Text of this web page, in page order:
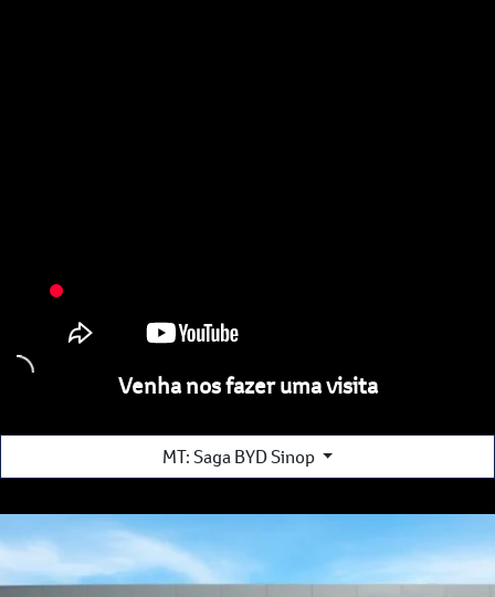
Venha nos fazer uma visita